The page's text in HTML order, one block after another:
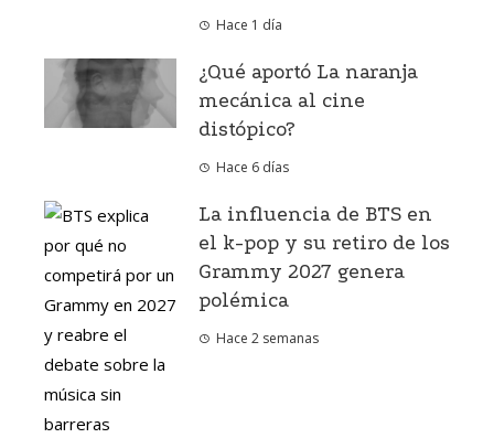
Hace 1 día
¿Qué aportó La naranja
mecánica al cine
distópico?
Hace 6 días
La influencia de BTS en
el k-pop y su retiro de los
Grammy 2027 genera
polémica
Hace 2 semanas